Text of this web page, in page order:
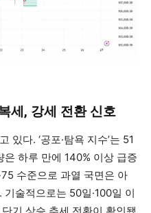
세, 강세 전환 신호
있다. ‘공포·탐욕 지수’는 51
하루 만에 140% 이상 급증
수준으로 과열 국면은 아
술적으로는 50일·100일 이